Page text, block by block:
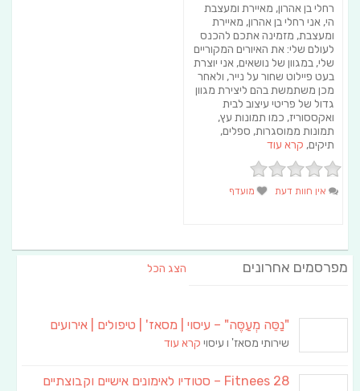
רחלי בן אהרון, מאיירת ומעצבת
הי, אני רחלי בן אהרון, מאיירת
ומעצבת, מזמינה אתכם להכנס
לעולם שלי: את האיורים המקוריים
שלי, במגוון של נושאים, אני יוצרת
בעט פיילוט שחור על נייר, ולאחר
מכן משתמשת בהם ליצירת מגוון
גדול של פריטי עיצוב לבית
ואקססוריז, כמו תמונות עץ,
תמונות ממוסגרות, ספלים,
תיקים, קרא עוד
אין חוות דעת מועדף
מפרסמים אחרונים הצג הכל
"נַסֵּה מְעַסֶּה" – עיסוי | מסאז' | טיפולים | אירועים
שירותי מסאז' ו עיסוי קרא עוד
Fitnees 28 – סטודיו לאימונים אישיים וקבוצתיים